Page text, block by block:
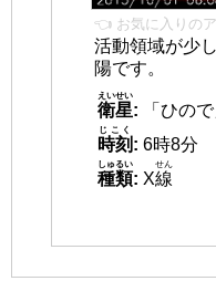
👈 お気に入りの
活動領域が少
陽です。
衛星
えいせい
:
「ひので
時刻
じこく
: 6時8分
種類
しゅるい
: X線
せん